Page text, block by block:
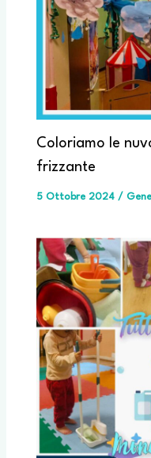
Coloriamo le
frizzante
5 Ottobre 2024 /